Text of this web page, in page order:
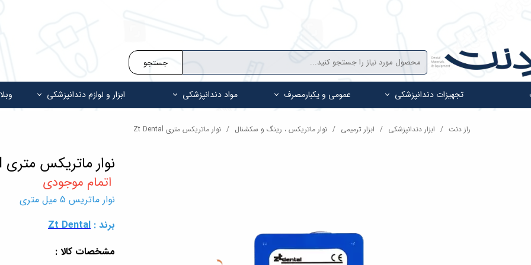
جستجو
تجهیزات دندانپزشکی عمومی و یکبارمصرف مواد دندانپزشکی ابزار و لوازم دندانپزشکی
راز دنت ابزار دندانپزشکی ابزار ترمیمی نوار ماتریکس ، رینگ و سکشنال نوار ماتریکس متری Zt Dental
نوار ماتریکس متری Zt Dental
نوار ماتریس 5 میل متری
برند : Zt Dental
مشخصات کالا :